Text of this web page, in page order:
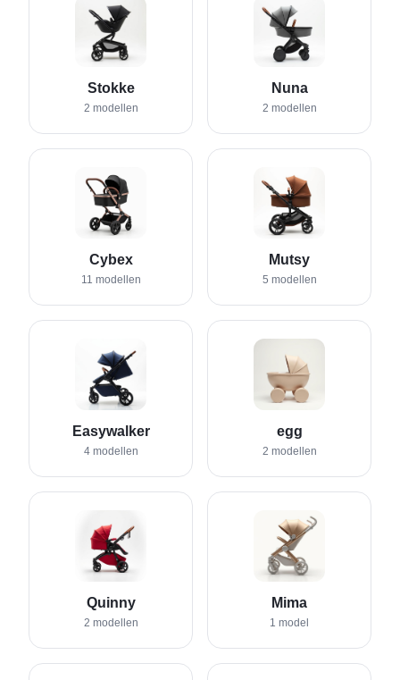
Stokke
2 model len
Nuna
2 model len
Cybex
11 model len
Mutsy
5 model len
Easywalker
4model len
egg
2 model len
Quinny
2 model len
Mima
1 model